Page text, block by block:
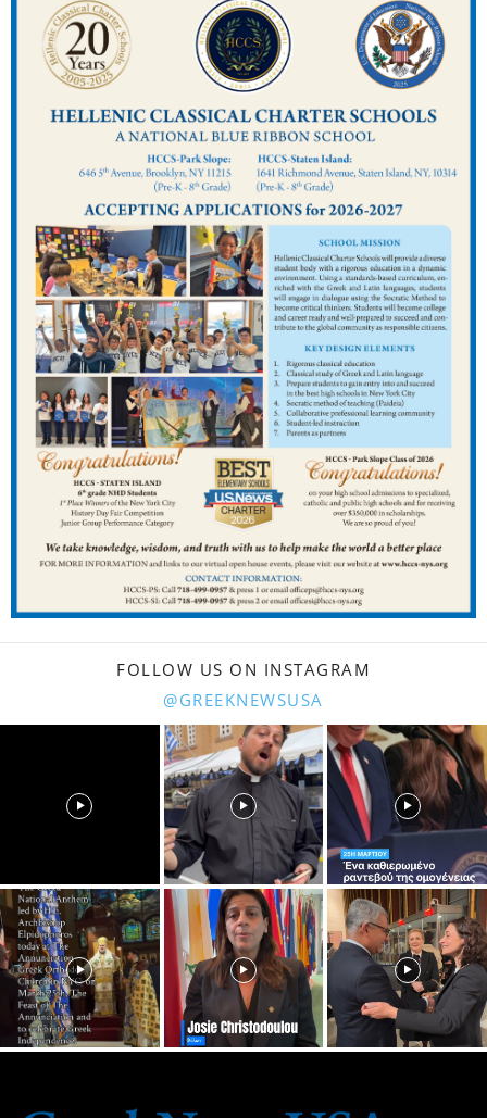
FOLLOW US ON INSTAGRAM
@GREEKNEWSUSA